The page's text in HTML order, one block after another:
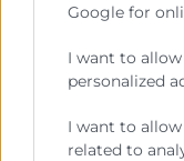
Google for
I want to
personalized
I want to
related to